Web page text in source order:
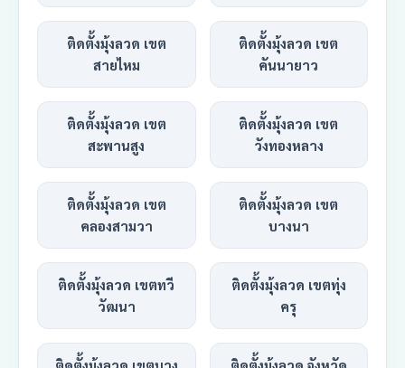
ติดตั้งมุ้งลวด เขต
สายไหม
ติดตั้งมุ้งลวด เขต
คันนายาว
ติดตั้งมุ้งลวด เขต
สะพานสูง
ติดตั้งมุ้งลวด เขต
วังทองหลาง
ติดตั้งมุ้งลวด เขต
คลองสามวา
ติดตั้งมุ้งลวด เขต
บางนา
ติดตั้งมุ้งลวด เขตทวี
วัฒนา
ติดตั้งมุ้งลวด เขตทุ่ง
ครุ